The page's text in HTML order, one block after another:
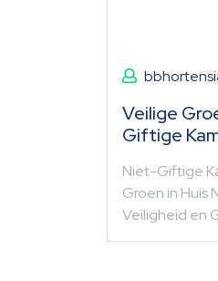
Veilige
Giftige
Niet-Giftige
Groen in Huis
Veiligheid en